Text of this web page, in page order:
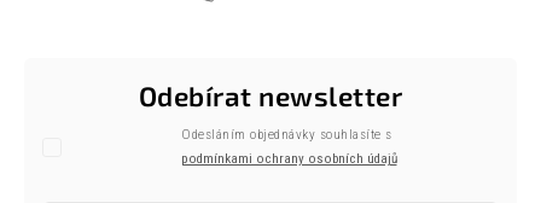
Odebírat newsletter
Odesláním objednávky souhlasíte s
podmínkami ochrany osobních údajů